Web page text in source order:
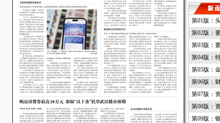
第01版：
第02版：
第03版：
第04版：
第05版：
第06版：
第07版：
第08版：
第09版：